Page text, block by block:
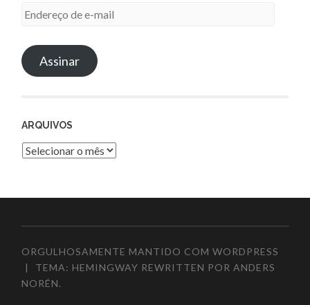
Endereço
e-
mailAssinar
ARQUIVOS
Arquivos
ORGULHOSAMENTE MANTIDO COM WORDPRESS
|
TEMA: HEMINGWAY REWRITTEN PORANDERS
NORÉN.